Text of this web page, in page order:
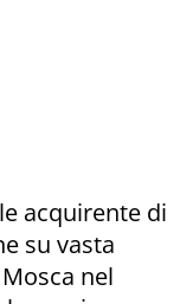
acquirente di
su vasta
nel